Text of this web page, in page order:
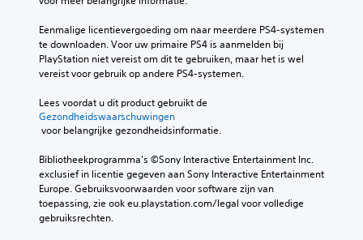
Eenmalige licentievergoeding om naar meerdere PS4-systemen
te downloaden. Voor uw primaire PS4 is aanmelden bij
PlayStation niet vereist om dit te gebruiken, maar het is wel
vereist voor gebruik op andere PS4-systemen.
Lees voordat u dit product gebruikt de
Gezondheidswaarschuwingen
voor belangrijke gezondheidsinformatie.
Bibliotheekprogramma's ©Sony Interactive Entertainment Inc.
exclusief in licentie gegeven aan Sony Interactive Entertainment
Europe. Gebruiksvoorwaarden voor software zijn van
toepassing, zie ook eu.playstation.com/legal voor volledige
gebruiksrechten.